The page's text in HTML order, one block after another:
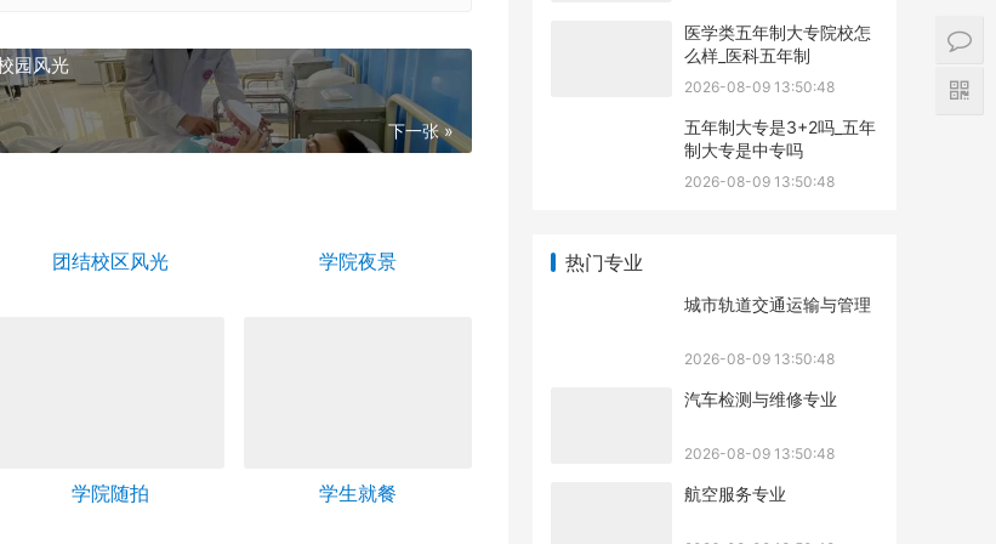
园风光
下一张 »
团结校区风光 学院夜景
医学类五年制大专院校怎
么样_医科五年制
2026-08-09 13:50:48
五年制大专是3+2吗_五年
制大专是中专吗
2026-08-09 13:50:48
热门专业
城市轨道交通运输与管理
2026-08-09 13:50:48
汽车检测与维修专业
2026-08-09 13:50:48
航空服务专业